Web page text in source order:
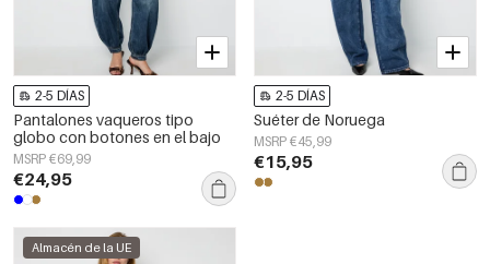
2-5 DÍAS
Pantalones vaqueros tipo
globo con botones en el bajo
MSRP €69,99
€24,95
2-5 DÍAS
Suéter de Noruega
MSRP €45,99
€15,95
Almacén de la UE